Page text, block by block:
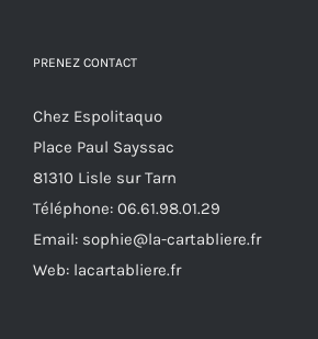
PRENEZ CONTACT
Chez Espolitaquo
Place Paul Sayssac
81310 Lisle sur Tarn
Téléphone: 06.61.98.01.29
Email: sophie@la-cartabliere.fr
Web: lacartabliere.fr